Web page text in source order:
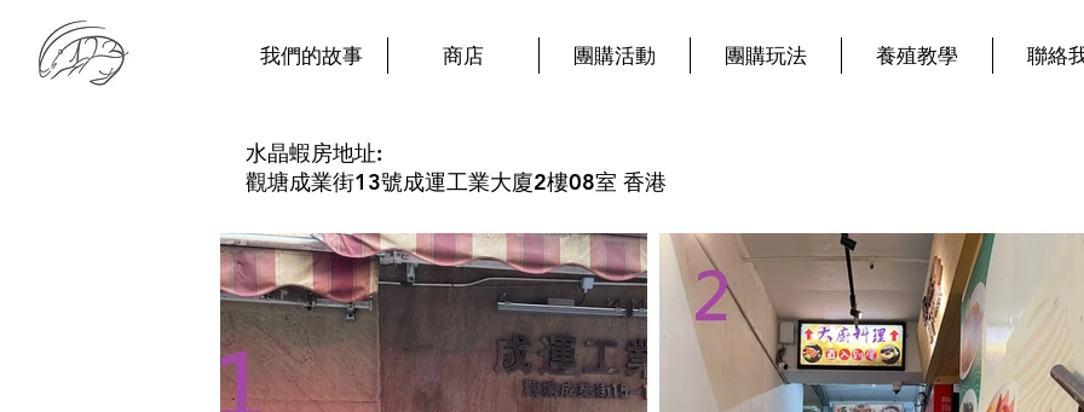
我們的故事 商店 團購活動 團購玩法 養殖教學 聯絡
​水晶蝦房地址:
觀塘成業街13號成運工業大廈2樓08室 香港